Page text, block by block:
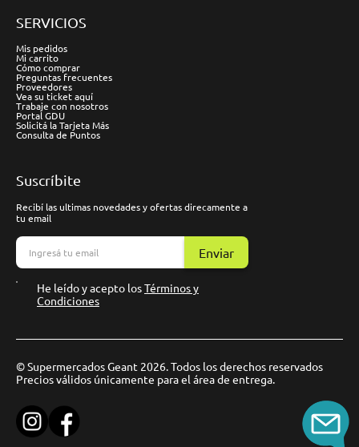
SERVICIOS
Mis pedidos
Mi carrito
Cómo comprar
Preguntas frecuentes
Proveedores
Vea su ticket aquí
Trabaje con nosotros
Portal GDU
Solicitá la Tarjeta Más
Consulta de Puntos
Suscríbite
Recibí las ultimas novedades y ofertas direcamente a
tu email
Enviar
He leído y acepto losTérminos y
Condiciones
© Supermercados Geant 2026. Todos los derechos reservados
Precios válidos únicamente para el área de entrega.